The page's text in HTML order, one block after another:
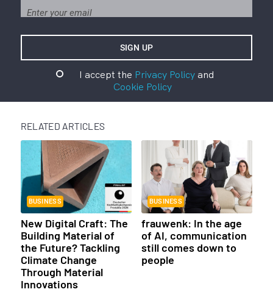
I accept the Privacy Policyand
Cookie Policy
RELATED ARTICLES
BUSINESS
New Digital Craft: The
Building Material of
the Future? Tackling
Climate Change
Through Material
Innovations
BUSINESS
frauwenk: In the age
of AI, communication
still comes down to
people